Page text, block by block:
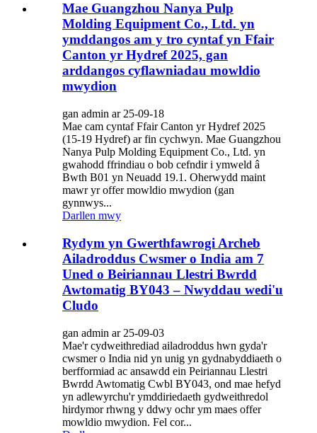
Mae Guangzhou Nanya Pulp
Molding Equipment Co., Ltd. yn
ymddangos am y tro cyntaf yn Ffair
Canton yr Hydref 2025, gan
arddangos cyflawniadau mowldio
mwydion
gan admin ar 25-09-18
Mae cam cyntaf Ffair Canton yr Hydref 2025
(15-19 Hydref) ar fin cychwyn. Mae Guangzhou
Nanya Pulp Molding Equipment Co., Ltd. yn
gwahodd ffrindiau o bob cefndir i ymweld â
Bwth B01 yn Neuadd 19.1. Oherwydd maint
mawr yr offer mowldio mwydion (gan
gynnwys...
Darllen mwy
Rydym yn Gwerthfawrogi Archeb
Ailadroddus Cwsmer o India am 7
Uned o Beiriannau Llestri Bwrdd
Awtomatig BY043 – Nwyddau wedi'u
Cludo
gan admin ar 25-09-03
Mae'r cydweithrediad ailadroddus hwn gyda'r
cwsmer o India nid yn unig yn gydnabyddiaeth o
berfformiad ac ansawdd ein Peiriannau Llestri
Bwrdd Awtomatig Cwbl BY043, ond mae hefyd
yn adlewyrchu'r ymddiriedaeth gydweithredol
hirdymor rhwng y ddwy ochr ym maes offer
mowldio mwydion. Fel cor...